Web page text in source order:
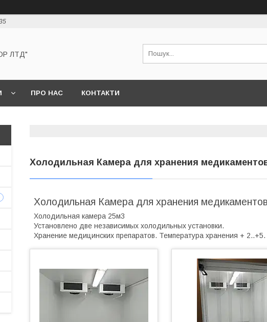
ЛТД"
ПРО НАС КОНТАКТИ
Холодильная Камера для хранения
Холодильная Камера для хранения
Холодильная камера 25м3
Установлено две независимых холодильных установки.
Хранение медицинских препаратов. Температура хранения + 2..+5.